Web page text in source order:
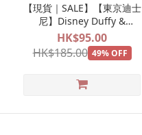
【現貨｜SALE】【東京迪士
尼】Disney Duffy &
Friends 髮圈橡筋
HK$95.00
HK$185.00 49% OFF